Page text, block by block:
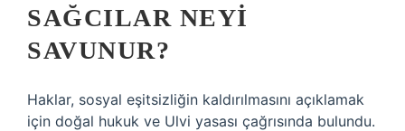
SAĞCILAR NEYI
SAVUNUR?
Haklar, sosyal eşitsizliğin kaldırılmasını açıklamak
için doğal hukuk ve Ulvi yasası çağrısında bulundu.